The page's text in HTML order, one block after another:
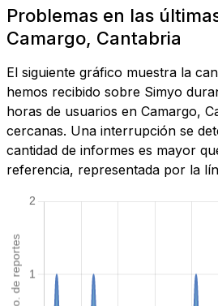
Problemas en las
Camargo, Cantabria
El siguiente gráfico muestra la
hemos recibido sobre Simyo
horas de usuarios en Camargo,
cercanas. Una interrupción se
cantidad de informes es mayor
referencia, representada por la